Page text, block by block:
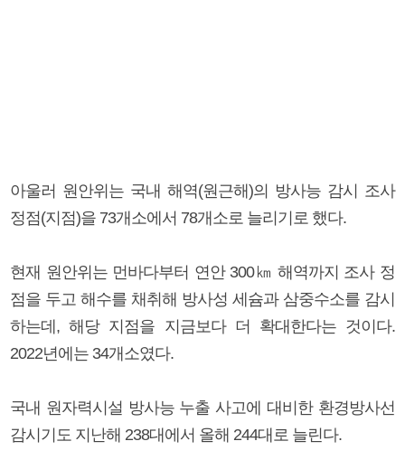
아울러 원안위는 국내 해역(원근해)의 방사능 감시 조사
정점(지점)을 73개소에서 78개소로 늘리기로 했다.
현재 원안위는 먼바다부터 연안 300㎞ 해역까지 조사 정
점을 두고 해수를 채취해 방사성 세슘과 삼중수소를 감시
하는데, 해당 지점을 지금보다 더 확대한다는 것이다.
2022년에는 34개소였다.
국내 원자력시설 방사능 누출 사고에 대비한 환경방사선
감시기도 지난해 238대에서 올해 244대로 늘린다.